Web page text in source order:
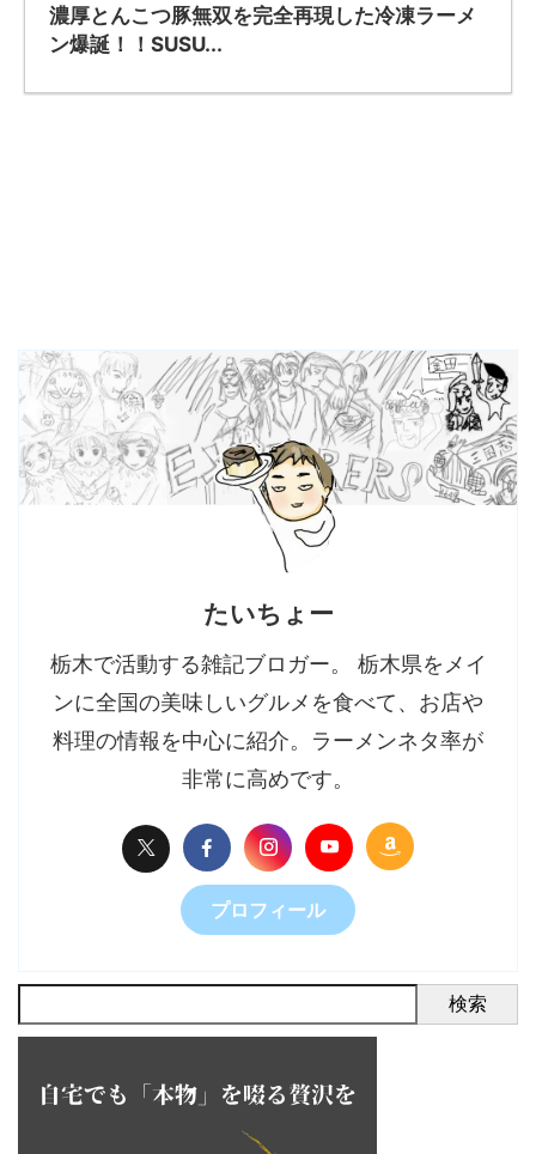
濃厚とんこつ豚無双を完全再現した冷凍ラーメ
ン爆誕！！SUSU...
たいちょー
栃木で活動する雑記ブロガー。 栃木県をメイ
ンに全国の美味しいグルメを食べて、お店や
料理の情報を中心に紹介。ラーメンネタ率が
非常に高めです。
プロフィール
検索